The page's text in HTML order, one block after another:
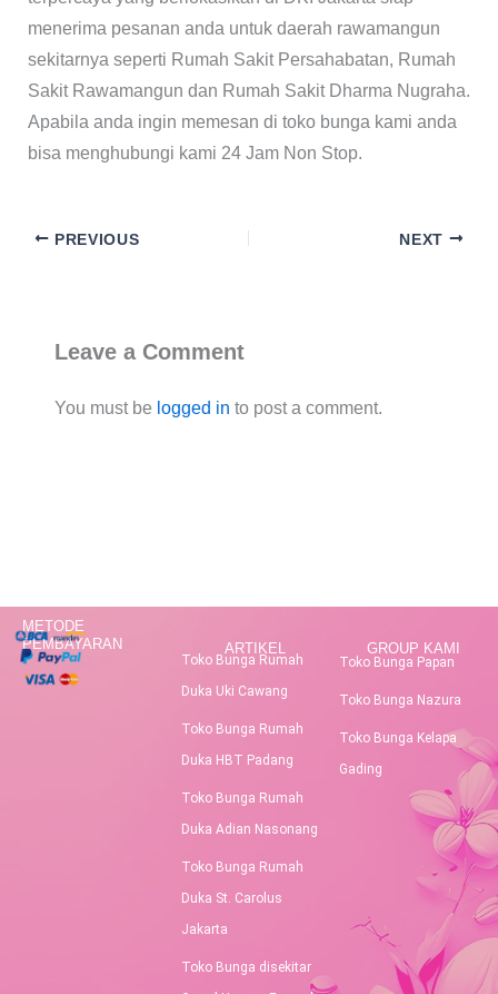
menerima pesanan anda untuk daerah rawamangun
sekitarnya seperti Rumah Sakit Persahabatan, Rumah
Sakit Rawamangun dan Rumah Sakit Dharma Nugraha.
Apabila anda ingin memesan di toko bunga kami anda
bisa menghubungi kami 24 Jam Non Stop.
PREVIOUS NEXT
Leave a Comment
You must be logged in to post a comment.
METODE
PEMBAYARAN
ARTIKEL
Toko Bunga Rumah
Duka Uki Cawang
Toko Bunga Rumah
Duka HBT Padang
Toko Bunga Rumah
Duka Adian Nasonang
Toko Bunga Rumah
Duka St. Carolus
Jakarta
Toko Bunga disekitar
GROUP KAMI
Toko Bunga Papan
Toko Bunga Nazura
Toko Bunga Kelapa
Gading